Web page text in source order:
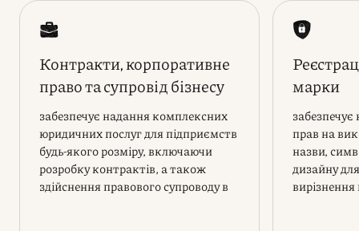
Контракти, корпоративне
право та супровід бізнесу
забезпечує надання комплексних
юридичних послуг для підприємств
будь-якого розміру, включаючи
розробку контрактів, а також
здійснення правового супроводу в
марки
прав на
назви,
дизайну
вирізнення